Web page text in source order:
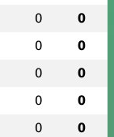
0 0
0 0
0 0
0 0
0 0